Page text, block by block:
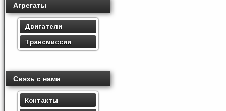
Агрегаты
Двигатели
Трансмиссии
Связь с нами
Контакты